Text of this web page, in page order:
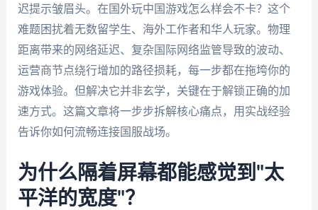
迟提示皱眉头。在国外玩中国游戏怎么样会不卡？这个
难题困扰着无数留学生、海外工作者和华人玩家。物理
距离带来的网络延迟、复杂国际网络监管导致的波动、
运营商节点绕行增加的路径损耗，每一步都在拖垮你的
游戏体验。但解决它并非玄学，关键在于解锁正确的加
速方式。这篇文章将一步步拆解核心痛点，用实战经验
告诉你如何流畅连接国服战场。
为什么隔着屏幕都能感觉到"太
平洋的宽度"？